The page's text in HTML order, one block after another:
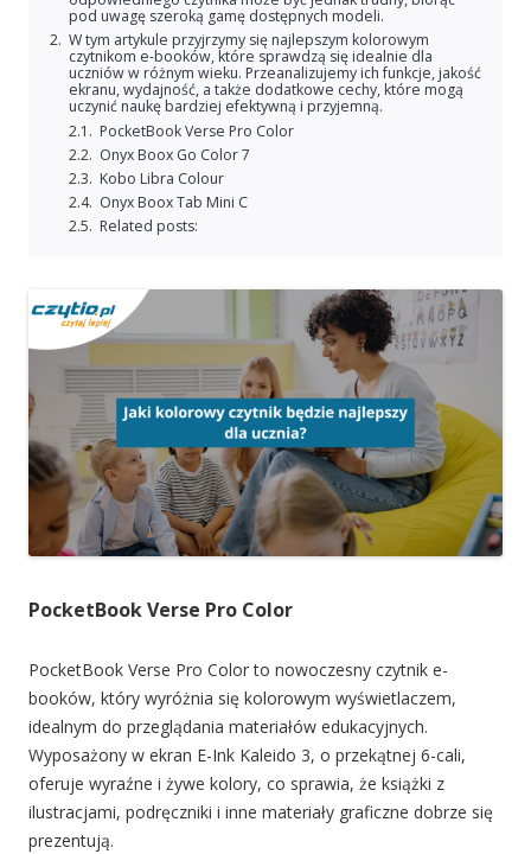
pod uwagę szeroką gamę dostępnych modeli.
W tym artykule przyjrzymy się najlepszym kolorowym
czytnikom e-booków, które sprawdzą się idealnie dla
uczniów w różnym wieku. Przeanalizujemy ich funkcje, jakość
ekranu, wydajność, a także dodatkowe cechy, które mogą
uczynić naukę bardziej efektywną i przyjemną.
PocketBook Verse Pro Color
Onyx Boox Go Color 7
Kobo Libra Colour
Onyx Boox Tab Mini C
Related posts:
PocketBook Verse Pro Color
PocketBook Verse Pro Color to nowoczesny czytnik e-
booków, który wyróżnia się kolorowym wyświetlaczem,
idealnym do przeglądania materiałów edukacyjnych.
Wyposażony w ekran E-Ink Kaleido 3, o przekątnej 6-cali,
oferuje wyraźne i żywe kolory, co sprawia, że książki z
ilustracjami, podręczniki i inne materiały graficzne dobrze się
prezentują.